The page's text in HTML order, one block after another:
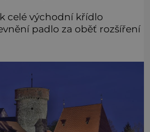
celé východní křídlo
padlo za oběť rozšíření